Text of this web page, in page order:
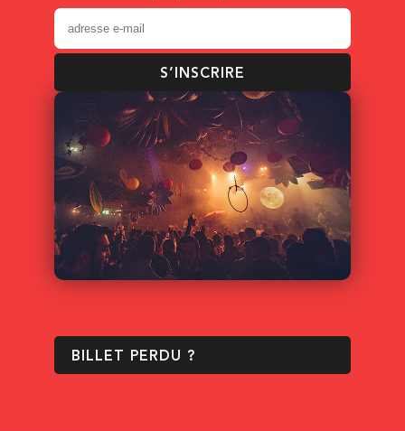
S’INSCRIRE
BILLET PERDU ?